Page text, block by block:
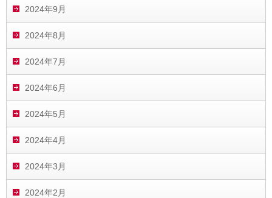
2024年9月
2024年8月
2024年7月
2024年6月
2024年5月
2024年4月
2024年3月
2024年2月